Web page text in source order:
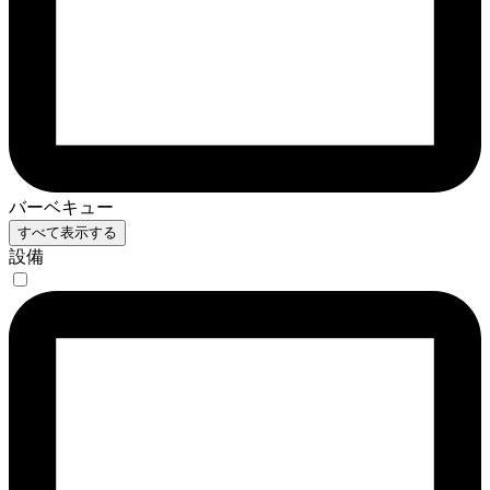
バーベキュー
すべて表示する
設備